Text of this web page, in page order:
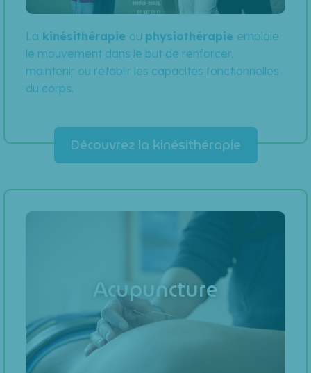
La kinésithérapie ou physiothérapie emploie
le mouvement dans le but de renforcer,
maintenir ou rétablir les capacités fonctionnelles
du corps.
Découvrez la kinésithérapie
Acupuncture